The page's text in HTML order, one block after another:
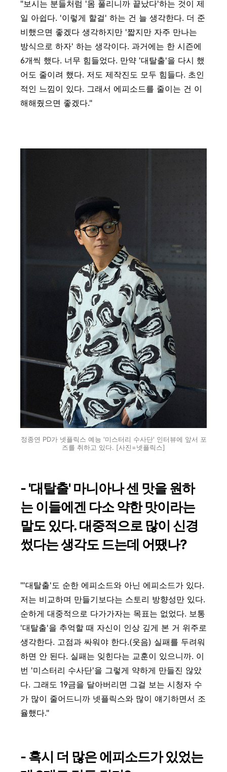
"보시는 분들처럼 '몸 풀리니까 끝났다'하는 것이 제
일 아쉽다. '이렇게 할걸' 하는 건 늘 생각한다. 더 준
비했으면 좋겠다 생각하지만 '짧지만 자주 만나는
방식으로 하자' 하는 생각이다. 과거에는 한 시즌에
6개씩 했다. 너무 힘들었다. 만약 '대탈출'을 다시 했
어도 줄이려 했다. 저도 제작진도 모두 힘들다. 초인
적인 느낌이 있다. 그래서 에피소드를 줄이는 건 이
해해줬으면 좋겠다."
정종연 PD가 넷플릭스 예능 '미스터리 수사단' 인터뷰에 앞서 포
즈를 취하고 있다. [사진=넷플릭스]
- '대탈출' 마니아나 센 맛을 원하
는 이들에겐 다소 약한 맛이라는
말도 있다. 대중적으로 많이 신경
썼다는 생각도 드는데 어땠나?
"'대탈출'도 순한 에피소드와 아닌 에피소드가 있다.
저는 비교하며 만들기보다는 스토리 방향성만 있다.
순하게 대중적으로 다가가자는 목표는 없었다. 보통
'대탈출'을 추억할 때 자신이 인상 깊게 본 거 위주로
생각한다. 고점과 싸워야 한다.(웃음) 실패를 두려워
하면 안 된다. 실패는 잊힌다는 교훈이 있으니까. 이
번 '미스터리 수사단'을 그렇게 약하게 만들진 않았
다. 그래도 19금을 달아버리면 그걸 보는 시청자 수
가 많이 줄어드니까 넷플릭스와 많이 얘기하면서 조
율했다."
- 혹시 더 많은 에피소드가 있었는